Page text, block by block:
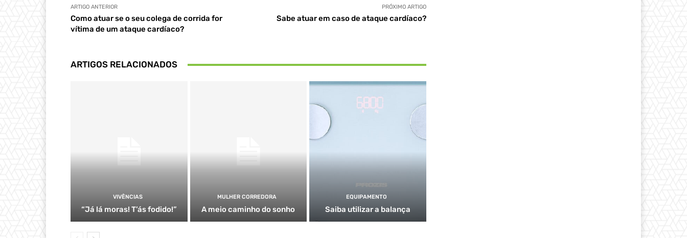
ARTIGO ANTERIOR
Como atuar se o seu colega de corrida for
vítima de um ataque cardíaco?
PRÓXIMO ARTIGO
Sabe atuar em caso de ataque cardíaco?
ARTIGOS RELACIONADOS
VIVÊNCIAS
“Já lá moras! T’ás fodido!”
MULHER CORREDORA
A meio caminho do sonho
EQUIPAMENTO
Saiba utilizar a balança